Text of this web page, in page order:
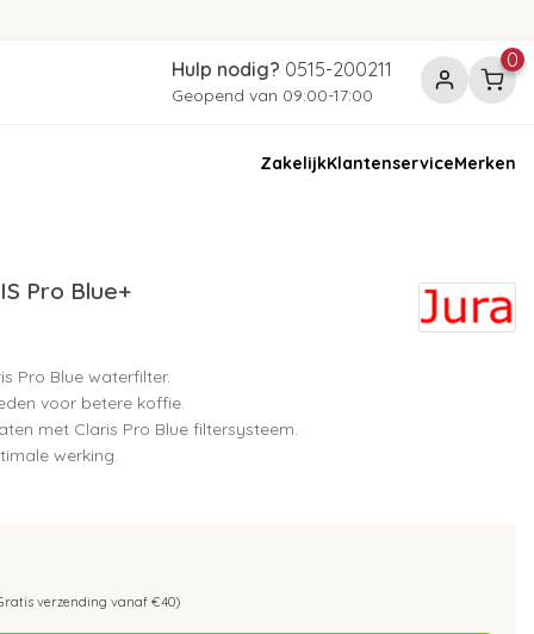
Hulp nodig? 0515-200211
Geopend van 09:00-17:00
0
ZakelijkKlantenserviceMerken
Pro Blue+
Pro Blue waterfilter.
voor betere koffie.
met Claris Pro Blue filtersysteem.
werking.
verzending vanaf €40)